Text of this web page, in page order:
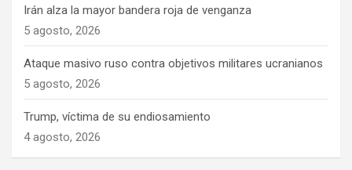
Irán alza la mayor bandera roja de venganza
5 agosto, 2026
Ataque masivo ruso contra objetivos militares ucranianos
5 agosto, 2026
Trump, víctima de su endiosamiento
4 agosto, 2026